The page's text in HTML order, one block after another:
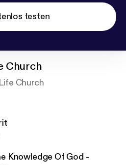
testen
Church
Church
Knowledge Of God -